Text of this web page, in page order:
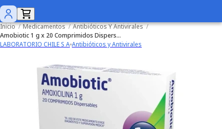
Inicio / Medicamentos / Antibióticos Y Antivirales /
Amobiotic 1 g x 20 Comprimidos Dispersables
LABORATORIO CHILE S A Antibióticos y Antivirales